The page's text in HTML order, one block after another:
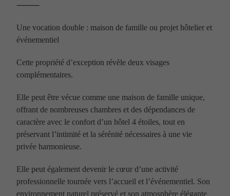
⸻
Une vocation double : maison de famille ou projet hôtelier et
événementiel
Cette propriété d’exception révèle deux visages
complémentaires.
Elle peut être vécue comme une maison de famille unique,
offrant de nombreuses chambres et des dépendances de
caractère avec le confort d’un hôtel 4 étoiles, tout en
préservant l’intimité et la sérénité nécessaires à une vie
privée harmonieuse.
Elle peut également devenir le cœur d’une activité
professionnelle tournée vers l’accueil et l’événementiel. Son
environnement naturel préservé et son atmosphère élégante